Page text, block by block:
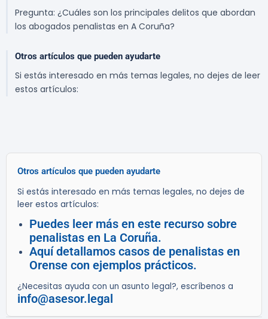
Pregunta: ¿Cuáles son los principales delitos que abordan
los abogados penalistas en A Coruña?
Otros artículos que pueden ayudarte
Si estás interesado en más temas legales, no dejes de leer
estos artículos:
Otros artículos que pueden ayudarte
Si estás interesado en más temas legales, no dejes de
leer estos artículos:
Puedes leer más en este recurso sobre
penalistas en La Coruña.
Aquí detallamos casos de penalistas en
Orense con ejemplos prácticos.
¿Necesitas ayuda con un asunto legal?, escríbenos a
info@asesor.legal